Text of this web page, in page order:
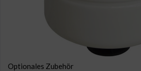
Optionales Zubehör